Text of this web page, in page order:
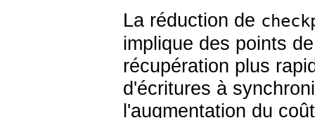
La réduction de
implique des points
récupération plus
d'écritures à
l'augmentation du